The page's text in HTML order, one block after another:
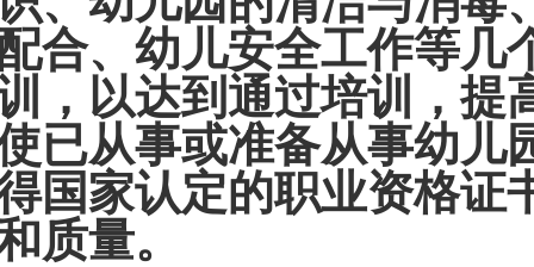
合、幼儿安全工作等几
，以达到通过培训，提
已从事或准备从事幼儿
国家认定的职业资格证
质量。